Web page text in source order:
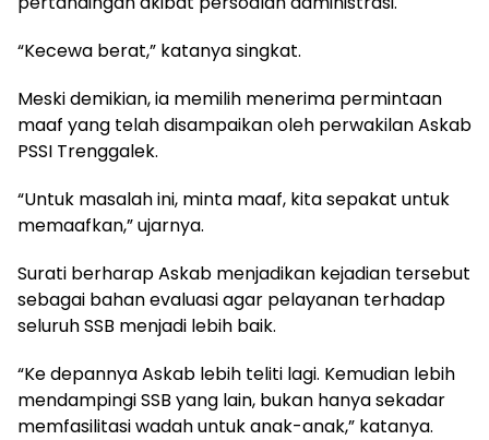
“Kecewa berat,” katanya singkat.
Meski demikian, ia memilih menerima permintaan
maaf yang telah disampaikan oleh perwakilan Askab
PSSI Trenggalek.
“Untuk masalah ini, minta maaf, kita sepakat untuk
memaafkan,” ujarnya.
Surati berharap Askab menjadikan kejadian tersebut
sebagai bahan evaluasi agar pelayanan terhadap
seluruh SSB menjadi lebih baik.
“Ke depannya Askab lebih teliti lagi. Kemudian lebih
mendampingi SSB yang lain, bukan hanya sekadar
memfasilitasi wadah untuk anak-anak,” katanya.